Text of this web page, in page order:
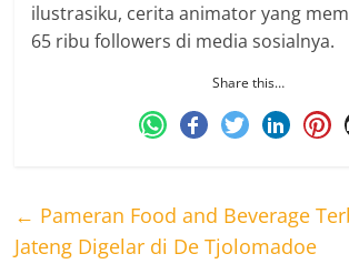
ilustrasiku, cerita animator yang
65 ribu followers di media sosialnya.
Share this…
← Pameran Food and Beverage
Jateng Digelar di De Tjolomadoe